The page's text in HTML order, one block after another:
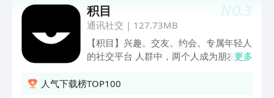
或首发。另外，LOFTER还提供个性化定
制服务，你可以在乐乎印品定制自己喜欢
的照片书、手机壳、框画等多种产品。
「20万+高热度兴趣标签:快速找到圈内小
伙伴」 追剧党、电影发烧友、绘画爱好
者、手账狂热分子、饭圈女孩/男孩、国
NO.3
积目
通讯社交 | 127.73MB
【积目】兴趣。交友。约会。专属年轻人
的社交平台 人群中，两个人成为朋友的
卡牌的滑动，每一次情绪的发表，都有机
更多
人气下载榜TOP100